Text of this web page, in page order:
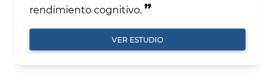
rendimiento cognitivo. ”
VER ESTUDIO